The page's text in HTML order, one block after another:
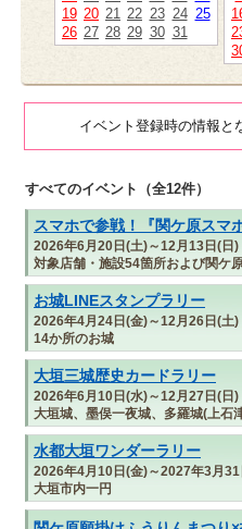
19 20 21 22 23 24 25
26 27 28 29 30 31
イベント登録時の情報と
すべてのイベント（全12件）
スマホで参戦！『関ケ原スマ
2026年6月20日(土)～12月13日(日)
対象店舗・施設54箇所および関ケ
お城LINEスタンプラリー
2026年4月24日(金)～12月26日(土)
14か所のお城
大垣三城歴史カードラリー
2026年6月10日(水)～12月27日(日)
大垣城、墨俣一夜城、多羅城(上石
水都大垣ワンダーラリー
2026年4月10日(金)～2027年3月31
大垣市内一円